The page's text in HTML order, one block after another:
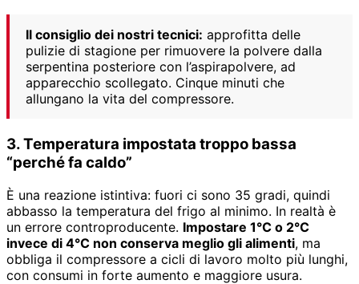
Il consiglio dei nostri tecnici: approfitta delle
pulizie di stagione per rimuovere la polvere dalla
serpentina posteriore con l’aspirapolvere, ad
apparecchio scollegato. Cinque minuti che
allungano la vita del compressore.
3. Temperatura impostata troppo bassa
“perché fa caldo”
È una reazione istintiva: fuori ci sono 35 gradi, quindi
abbasso la temperatura del frigo al minimo. In realtà è
un errore controproducente. Impostare 1°C o 2°C
invece di 4°C non conserva meglio gli alimenti, ma
obbliga il compressore a cicli di lavoro molto più lunghi,
con consumi in forte aumento e maggiore usura.